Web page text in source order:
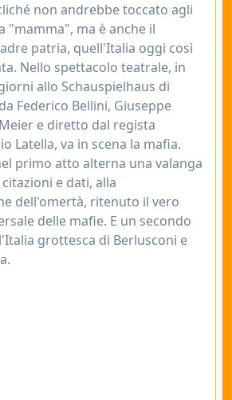
non andrebbe toccato agli
"mamma", ma è anche il
patria, quell'Italia oggi così
Nello spettacolo teatrale, in
allo Schauspielhaus di
Federico Bellini, Giuseppe
e diretto dal regista
Latella, va in scena la mafia.
primo atto alterna una valanga
e dati, alla
dell'omertà, ritenuto il vero
delle mafie. E un secondo
grottesca di Berlusconi e